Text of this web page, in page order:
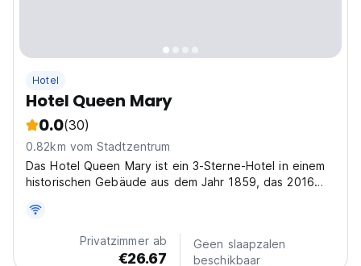
Hotel
Hotel Queen Mary
0.0(30)
0.82km vom Stadtzentrum
Das Hotel Queen Mary ist ein 3-Sterne-Hotel in einem
historischen Gebäude aus dem Jahr 1859, das 2016
ruhigen Viertel im Zentrum von Brüssel, nur 10
Gehminuten vom Grand-Place und der Manneken Pis
Privatzimmer ab
€26.67
Geen slaapzalen
beschikbaar